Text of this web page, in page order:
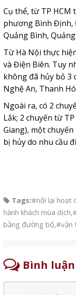
Cụ thể, từ TP HCM
phương Bình Định,
Quảng Bình,
Từ Hà Nội thực
và Điện Biên. Tuy
không đã hủy bỏ 3
Nghệ An, Thanh
Ngoài ra, có 2
Lắk; 2 chuyến từ
Giang), một
bị hủy do nhu cầu
Tags:#nối lại hoạt
hành khách mùa dịch,
bằng đường bộ,#vận
Bình luận